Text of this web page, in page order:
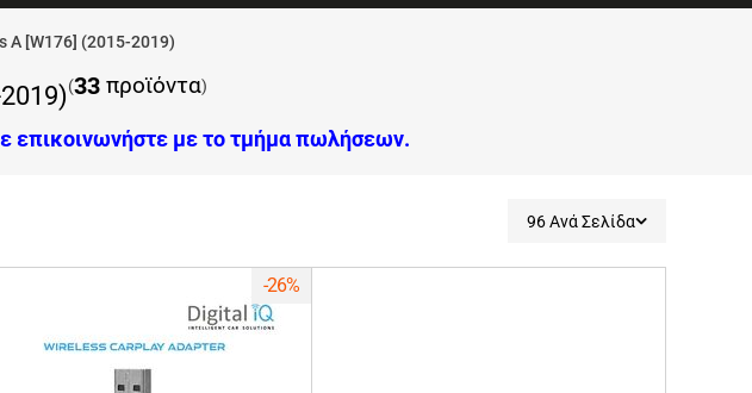
A [W176] (2015-2019)
(33 προϊόντα)
επικοινωνήστε με το τμήμα πωλήσεων.
96 Ανά Σελίδα
-26%